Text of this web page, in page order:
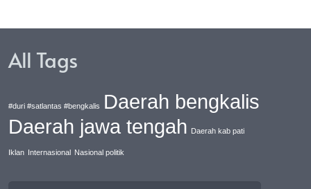
All Tags
#duri #satlantas #bengkalis
Daerah bengkalis
Daerah jawa tengah Daerah kab pati
Iklan Internasional Nasional politik